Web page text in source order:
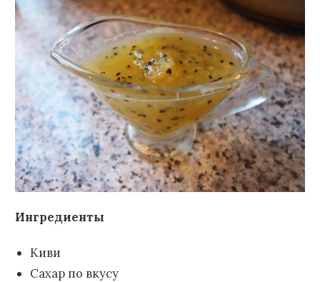
Ингредиенты
Киви
Сахар по вкусу